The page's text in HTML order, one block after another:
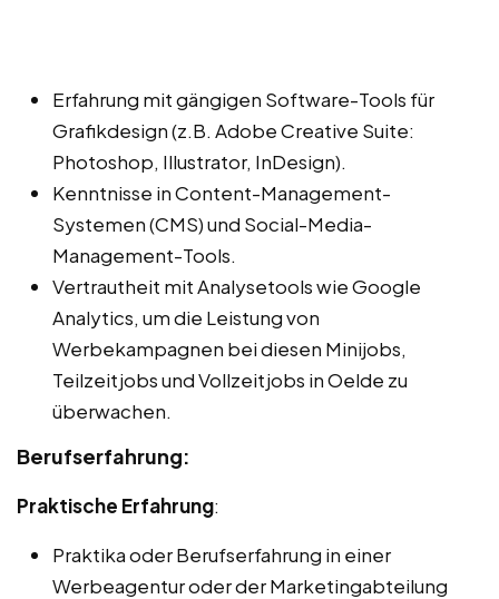
Erfahrung mit gängigen Software-Tools für
Grafikdesign (z.B. Adobe Creative Suite:
Photoshop, Illustrator, InDesign).
Kenntnisse in Content-Management-
Systemen (CMS) und Social-Media-
Management-Tools.
Vertrautheit mit Analysetools wie Google
Analytics, um die Leistung von
Werbekampagnen bei diesen Minijobs,
Teilzeitjobs und Vollzeitjobs in Oelde zu
überwachen.
Berufserfahrung:
Praktische Erfahrung:
Praktika oder Berufserfahrung in einer
Werbeagentur oder der Marketingabteilung